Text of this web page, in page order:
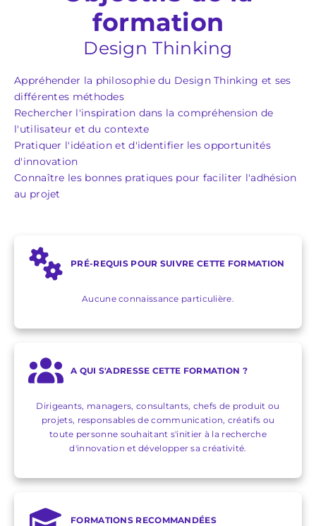
formation
Design Thinking
Appréhender la philosophie du Design Thinking et ses
différentes méthodes
Rechercher l'inspiration dans la compréhension de
l'utilisateur et du contexte
Pratiquer l'idéation et d'identifier les opportunités
d'innovation
Connaître les bonnes pratiques pour faciliter l'adhésion
au projet
PRÉ-REQUIS POUR SUIVRE CETTE FORMATION
Aucune connaissance particulière.
A QUI S'ADRESSE CETTE FORMATION ?
Dirigeants, managers, consultants, chefs de produit ou
projets, responsables de communication, créatifs ou
toute personne souhaitant s'initier à la recherche
d'innovation et développer sa créativité.
FORMATIONS RECOMMANDÉES